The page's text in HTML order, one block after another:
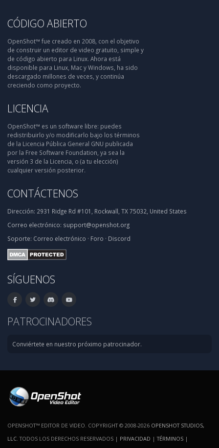
CÓDIGO ABIERTO
OpenShot™ fue creado en 2008, con el objetivo
de construir un editor de video gratuito, simple y
de código abierto para Linux. Ahora está
disponible para Linux, Mac y Windows, ha sido
descargado millones de veces, y continúa
creciendo como proyecto.
LICENCIA
OpenShot™ es un software libre: puedes
redistribuirlo y/o modificarlo bajo los términos
de la Licencia Pública General GNU publicada
por la Free Software Foundation, ya sea la
versión 3 de la Licencia, o (a tu elección)
cualquier versión posterior.
CONTÁCTENOS
Dirección: 2931 Ridge Rd #101, Rockwall, TX 75032, United States
Correo electrónico: support@openshot.org
Soporte: Correo electrónico · Foro · Discord
SÍGUENOS
PATROCINADORES
Conviértete en nuestro próximo patrocinador.
OPENSHOT™ EDITOR DE VIDEO. COPYRIGHT © 2008-2026 OPENSHOT STUDIOS,
LLC . TODOS LOS DERECHOS RESERVADOS | PRIVACIDAD |TÉRMINOS |